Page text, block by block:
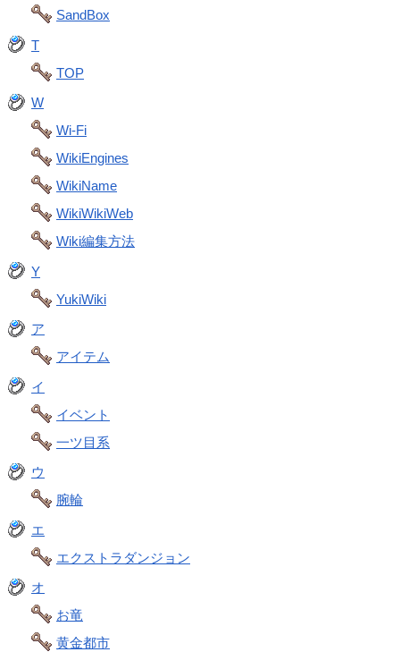
SandBox
T
TOP
W
Wi-Fi
WikiEngines
WikiName
WikiWikiWeb
Wiki編集方法
Y
YukiWiki
ア
アイテム
イ
イベント
一ツ目系
ウ
腕輪
エ
エクストラダンジョン
オ
お竜
黄金都市